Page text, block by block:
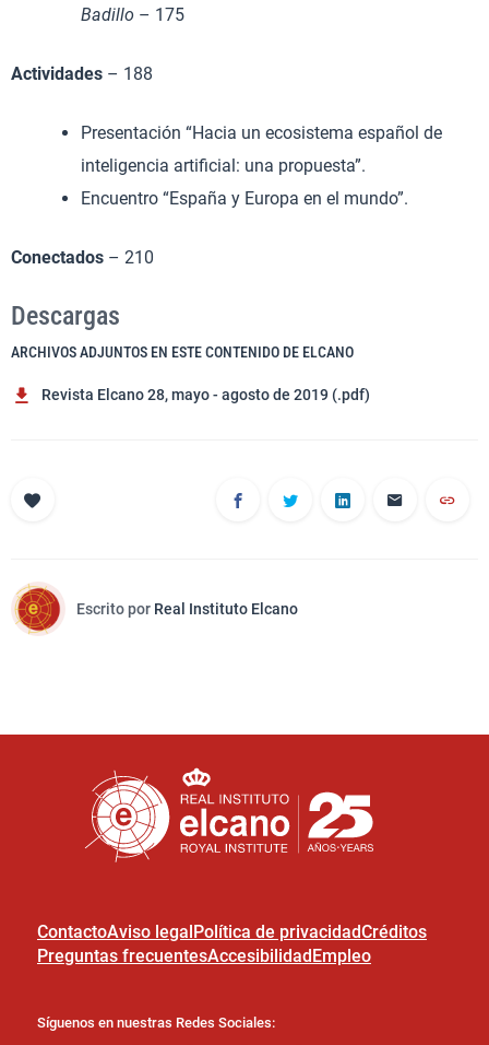
Badillo – 175
Actividades – 188
Presentación “Hacia un ecosistema español de
inteligencia artificial: una propuesta”.
Encuentro “España y Europa en el mundo”.
Conectados – 210
Descargas
ARCHIVOS ADJUNTOS EN ESTE CONTENIDO DE ELCANO
Revista Elcano 28, mayo - agosto de 2019 (.pdf)
Escrito por Real Instituto Elcano
ContactoAviso legalPolítica de privacidadCréditos
Preguntas frecuentesAccesibilidadEmpleo
Síguenos en nuestras Redes Sociales: